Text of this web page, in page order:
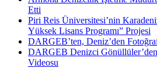
Etti
Piri Reis Üniversitesi’nin
Yüksek Lisans Programı” Projesi
DARGEB’ten, Deniz’den
DARGEB Denizci
Videosu